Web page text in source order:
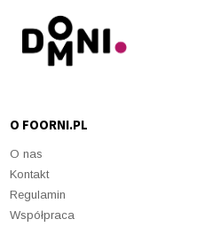
O FOORNI.PL
O nas
Kontakt
Regulamin
Współpraca